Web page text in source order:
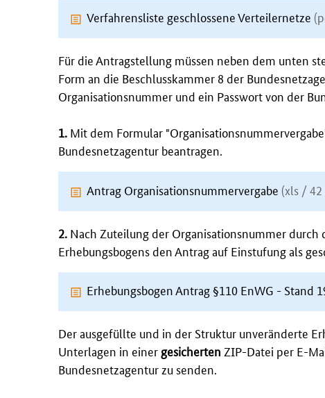
Verfahrensliste geschlossene Verteilernetze
Für die Antragstellung müssen neben dem unten
Form an die Beschlusskammer 8 der
Organisationsnummer und ein Passwort von der
1. Mit dem Formular
Bundesnetzagentur beantragen.
Antrag Organisationsnummervergabe (xls / 42
2. Nach Zuteilung der Organisationsnummer
Erhebungsbogens den Antrag auf Einstufung als
Erhebungsbogen Antrag §110 EnWG - Stand
Der ausgefüllte und in der Struktur unveränderte
Unterlagen in einer gesicherten ZIP-Datei per E-
Bundesnetzagentur zu senden.